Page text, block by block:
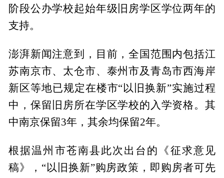
阶段公办学校起始年级旧房学区学位两年的
支持。
澎湃新闻注意到，目前，全国范围内包括江
苏南京市、太仓市、泰州市及青岛市西海岸
新区等地已规定在楼市“以旧换新”实施过程
中，保留旧房所在学区学校的入学资格。其
中南京保留3年，其余均保留2年。
根据温州市苍南县此次出台的《征求意见
稿》，“以旧换新”购房政策，即购房者可先